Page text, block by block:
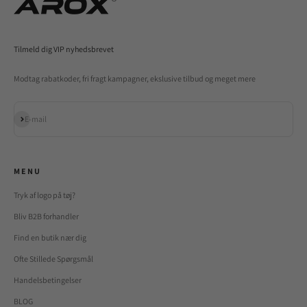
Tilmeld dig VIP nyhedsbrevet
Modtag rabatkoder, fri fragt kampagner, ekslusive tilbud og meget mere
E-mail
Abonnér
M E N U
Tryk af logo på tøj?
Bliv B2B forhandler
Find en butik nær dig
Ofte Stillede Spørgsmål
Handelsbetingelser
BLOG